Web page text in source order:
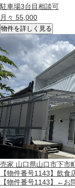
駐車場3台目相談可
月々 55,000
物件を詳しく見る
売家 山口県山口市下
【物件番号1143】飲
【物件番号1143】←お